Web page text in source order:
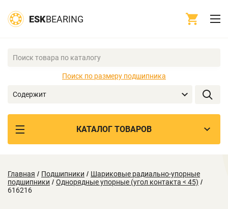
ESKBEARING
Поиск по размеру подшипника
Содержит
КАТАЛОГ ТОВАРОВ
Главная / Подшипники / Шариковые радиально-упорные
подшипники / Однорядные упорные (угол контакта < 45) /
616216